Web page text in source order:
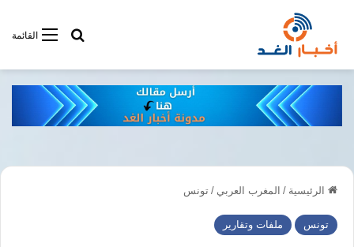
القائمةأبحت فى
الرئيسية / المغرب العربي / تونس
تونس ملفات وتقارير